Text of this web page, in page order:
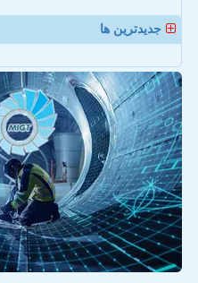
جدیدترین ها